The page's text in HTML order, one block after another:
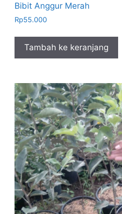
Bibit Anggur Merah
Rp55.000
Tambah ke keranjang